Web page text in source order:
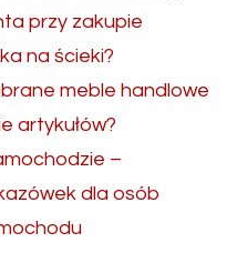
przy zakupie
na ścieki?
meble handlowe
artykułów?
–
dla osób